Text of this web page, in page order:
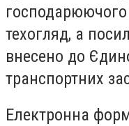
техогляд, а
внесено до
транспортних
Електронна